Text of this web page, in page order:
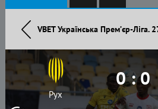
VBET Українська Премʼєр-
Рух
0 : 0